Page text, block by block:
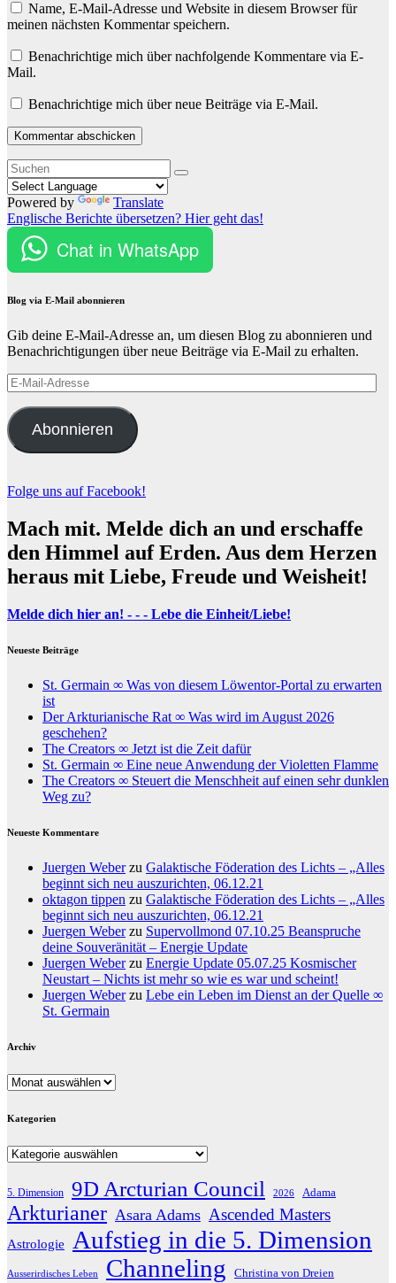
Name, E-Mail-Adresse und Website in diesem Browser für
meinen nächsten Kommentar speichern.
Benachrichtige mich über nachfolgende Kommentare via E-
Mail.
Benachrichtige mich über neue Beiträge via E-Mail.
Powered by
Translate
Englische Berichte übersetzen? Hier geht das!
Chat in WhatsApp
Blog via E-Mail abonnieren
Gib deine E-Mail-Adresse an, um diesen Blog zu abonnieren und
Benachrichtigungen über neue Beiträge via E-Mail zu erhalten.
E-
Mail-
Adresse
Abonnieren
Folge uns auf Facebook!
Mach mit. Melde dich an und erschaffe
den Himmel auf Erden. Aus dem Herzen
heraus mit Liebe, Freude und Weisheit!
Melde dich hier an! - - - Lebe die Einheit/Liebe!
Neueste Beiträge
St. Germain ∞ Was von diesem Löwentor-Portal zu erwarten
ist
Der Arkturianische Rat ∞ Was wird im August 2026
geschehen?
The Creators ∞ Jetzt ist die Zeit dafür
St. Germain ∞ Eine neue Anwendung der Violetten Flamme
The Creators ∞ Steuert die Menschheit auf einen sehr dunklen
Weg zu?
Neueste Kommentare
Juergen Weberzu Galaktische Föderation des Lichts – „Alles
beginnt sich neu auszurichten, 06.12.21
oktagon tippen zu Galaktische Föderation des Lichts – „Alles
beginnt sich neu auszurichten, 06.12.21
Juergen Weberzu Supervollmond 07.10.25 Beanspruche
deine Souveränität – Energie Update
Juergen Weberzu Energie Update 05.07.25 Kosmischer
Neustart – Nichts ist mehr so wie es war und scheint!
Juergen Weberzu Lebe ein Leben im Dienst an der Quelle ∞
St. Germain
Archiv
Archiv
Kategorien
Kategorien
5. Dimension 9D Arcturian Council 2026 Adama
Arkturianer Asara Adams Ascended Masters
Astrologie Aufstieg in die 5. Dimension
Ausserirdisches Leben Channeling Christina von Dreien